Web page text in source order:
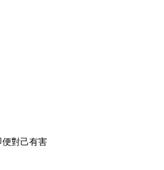
便對己有害